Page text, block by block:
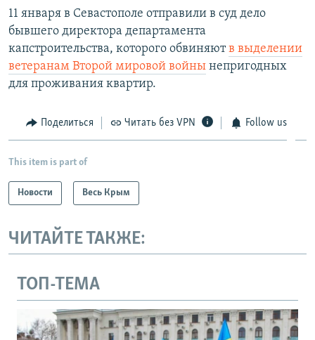
11 января в Севастополе отправили в суд дело
бывшего директора департамента
капстроительства, которого обвиняютв выделении
ветеранам Второй мировой войны непригодных
для проживания квартир.
Поделиться Читать без VPN Follow us
This item is part of
Новости Весь Крым
ЧИТАЙТЕ ТАКЖЕ:
ТОП-ТЕМА